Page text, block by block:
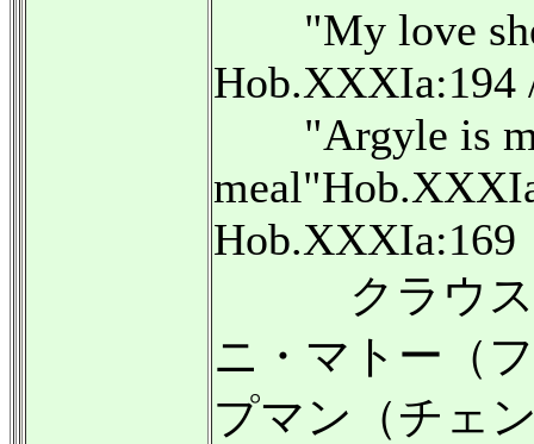
"My love
Hob.XXXIa:194
"Argyle is my
Hob.XXXIa:169
クラウス・
ニ・マトー（
プマン（チェ